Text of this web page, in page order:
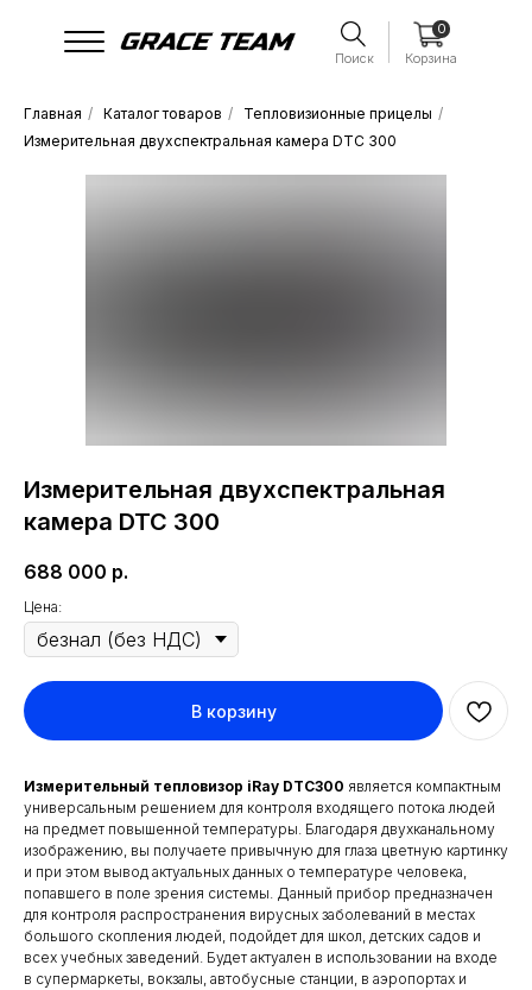
Поиск Корзина
0
Главная / Каталог товаров / Тепловизионные прицелы /
Измерительная двухспектральная камера DTC 300
Измерительная двухспектральная
камера DTC 300
688 000 р.
Цена:
В корзину
Измерительный тепловизор iRay DTC300 является компактным
универсальным решением для контроля входящего потока людей
на предмет повышенной температуры. Благодаря двухканальному
изображению, вы получаете привычную для глаза цветную картинку
и при этом вывод актуальных данных о температуре человека,
попавшего в поле зрения системы. Данный прибор предназначен
для контроля распространения вирусных заболеваний в местах
большого скопления людей, подойдет для школ, детских садов и
всех учебных заведений. Будет актуален в использовании на входе
в супермаркеты, вокзалы, автобусные станции, в аэропортах и